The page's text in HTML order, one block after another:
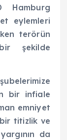
Hamburg
eylemleri
terörün
şekilde
bir infiale
emniyet
titizlik ve
da